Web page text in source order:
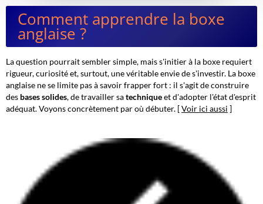
Comment apprendre la boxe
anglaise ?
La question pourrait sembler simple, mais s'initier à la boxe requiert
rigueur, curiosité et, surtout, une véritable envie de s'investir. La boxe
anglaise ne se limite pas à savoir frapper fort : il s'agit de construire
des bases solides, de travailler satechniqueet d'adopter l'état d'esprit
adéquat. Voyons concrètement par où débuter. [Voir ici aussi ]